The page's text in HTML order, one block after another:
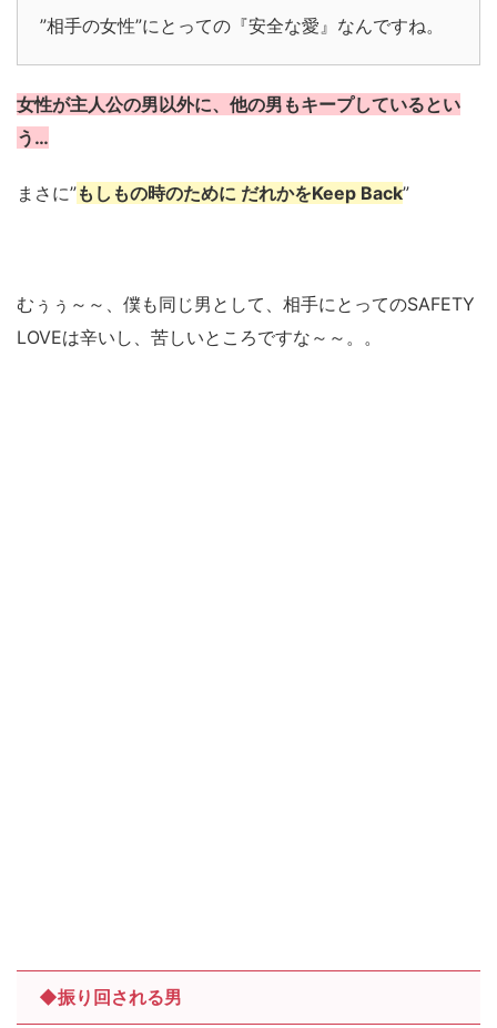
”相手の女性”にとっての『安全な愛』なんですね。
女性が主人公の男以外に、他の男もキープしているとい
う…
まさに”もしもの時のために だれかをKeep Back”
むぅぅ～～、僕も同じ男として、相手にとってのSAFETY
LOVEは辛いし、苦しいところですな～～。。
◆振り回される男